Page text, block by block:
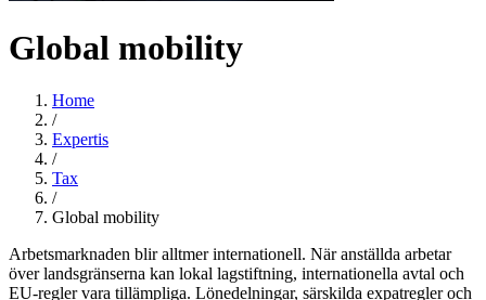
Global mobility
Home
/
Expertis
/
Tax
/
Global mobility
Arbetsmarknaden blir alltmer internationell. När anställda arbetar
över landsgränserna kan lokal lagstiftning, internationella avtal och
EU-regler vara tillämpliga. Lönedelningar, särskilda expatregler och